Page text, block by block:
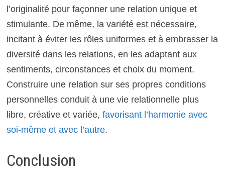
l’originalité pour façonner une relation unique et
stimulante. De même, la variété est nécessaire,
incitant à éviter les rôles uniformes et à embrasser la
diversité dans les relations, en les adaptant aux
sentiments, circonstances et choix du moment.
Construire une relation sur ses propres conditions
personnelles conduit à une vie relationnelle plus
libre, créative et variée, favorisant l’harmonie avec
soi-même et avec l’autre.
Conclusion